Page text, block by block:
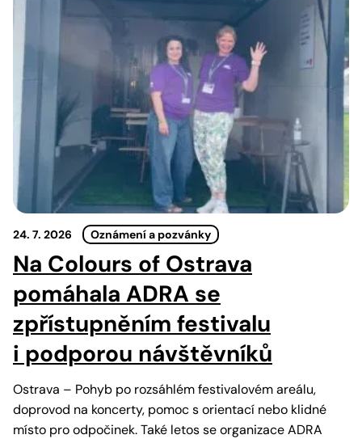
24. 7. 2026 Oznámení a pozvánky
Na Colours of Ostrava
pomáhala ADRA se
zpřístupněním festivalu
i podporou návštěvníků
Ostrava – Pohyb po rozsáhlém festivalovém areálu,
doprovod na koncerty, pomoc s orientací nebo klidné
místo pro odpočinek. Také letos se organizace ADRA